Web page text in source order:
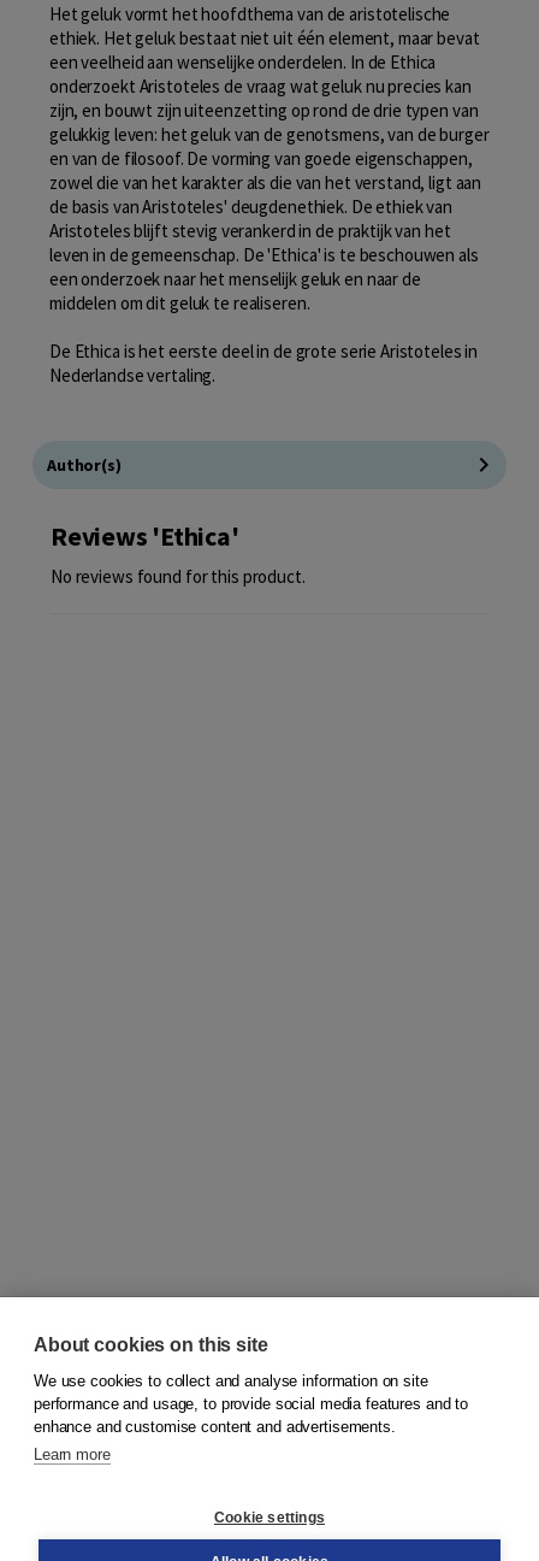
Het geluk vormt het hoofdthema van de aristotelische
ethiek. Het geluk bestaat niet uit één element, maar bevat
een veelheid aan wenselijke onderdelen. In de Ethica
onderzoekt Aristoteles de vraag wat geluk nu precies kan
zijn, en bouwt zijn uiteenzetting op rond de drie typen van
gelukkig leven: het geluk van de genotsmens, van de burger
en van de filosoof. De vorming van goede eigenschappen,
zowel die van het karakter als die van het verstand, ligt aan
de basis van Aristoteles' deugdenethiek. De ethiek van
Aristoteles blijft stevig verankerd in de praktijk van het
leven in de gemeenschap. De 'Ethica' is te beschouwen als
een onderzoek naar het menselijk geluk en naar de
middelen om dit geluk te realiseren.
De Ethica is het eerste deel in de grote serie Aristoteles in
Nederlandse vertaling.
Author(s)
Reviews 'Ethica'
No reviews found for this product.
© 2026Koninklijke Boom uitgevers
Order
About cookies on this site
We use cookies to collect and analyse information on site
performance and usage, to provide social media features and to
enhance and customise content and advertisements.
Learn more
Cookie settings